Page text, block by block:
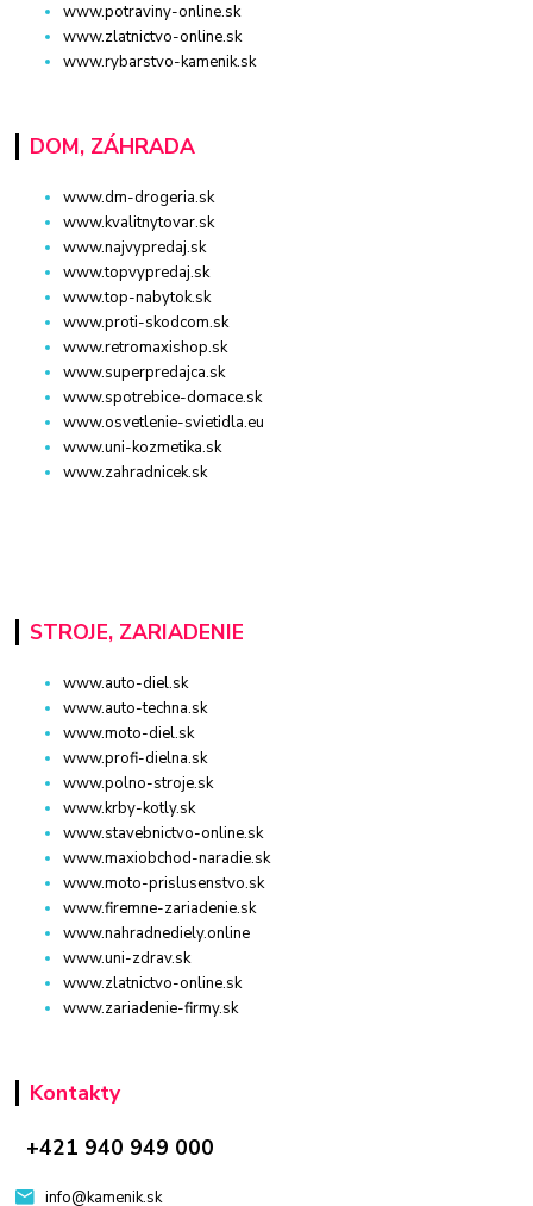
www.potraviny-online.sk
www.zlatnictvo-online.sk
www.rybarstvo-kamenik.sk
DOM, ZÁHRADA
www.dm-drogeria.sk
www.kvalitnytovar.sk
www.najvypredaj.sk
www.topvypredaj.sk
www.top-nabytok.sk
www.proti-skodcom.sk
www.retromaxishop.sk
www.superpredajca.sk
www.spotrebice-domace.sk
www.osvetlenie-svietidla.eu
www.uni-kozmetika.sk
www.zahradnicek.sk
STROJE, ZARIADENIE
www.auto-diel.sk
www.auto-techna.sk
www.moto-diel.sk
www.profi-dielna.sk
www.polno-stroje.sk
www.krby-kotly.sk
www.stavebnictvo-online.sk
www.maxiobchod-naradie.sk
www.moto-prislusenstvo.sk
www.firemne-zariadenie.sk
www.nahradnediely.online
www.uni-zdrav.sk
www.zlatnictvo-online.sk
www.zariadenie-firmy.sk
Kontakty
+421 940 949 000
info@kamenik.sk